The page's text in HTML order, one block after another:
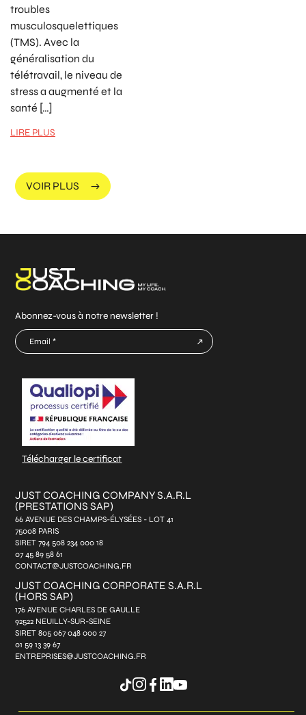
troubles
musculosquelettiques
(TMS). Avec la
généralisation du
télétravail, le niveau de
stress a augmenté et la
santé […]
LIRE PLUS
VOIR PLUS
Abonnez-vous à notre newsletter !
E-
mail
*
Télécharger le certificat
JUST COACHING COMPANY S.A.R.L
(PRESTATIONS SAP)
66 AVENUE DES CHAMPS-ÉLYSÉES - LOT 41
75008 PARIS
SIRET 794 508 234 000 18
07 45 89 58 61
CONTACT@JUSTCOACHING.FR
JUST COACHING CORPORATE S.A.R.L
(HORS SAP)
176 AVENUE CHARLES DE GAULLE
92522 NEUILLY-SUR-SEINE
SIRET 805 067 048 000 27
01 59 13 39 67
ENTREPRISES@JUSTCOACHING.FR